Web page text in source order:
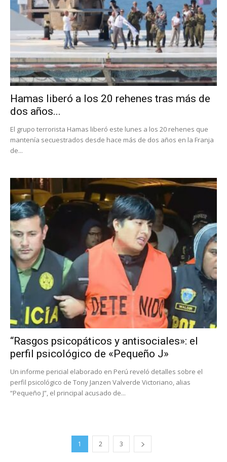
Hamas liberó a los 20 rehenes tras más de
dos años...
El grupo terrorista Hamas liberó este lunes a los 20 rehenes que
mantenía secuestrados desde hace más de dos años en la Franja
de...
“Rasgos psicopáticos y antisociales»: el
perfil psicológico de «Pequeño J»
Un informe pericial elaborado en Perú reveló detalles sobre el
perfil psicológico de Tony Janzen Valverde Victoriano, alias
“Pequeño J”, el principal acusado de...
1 2 3